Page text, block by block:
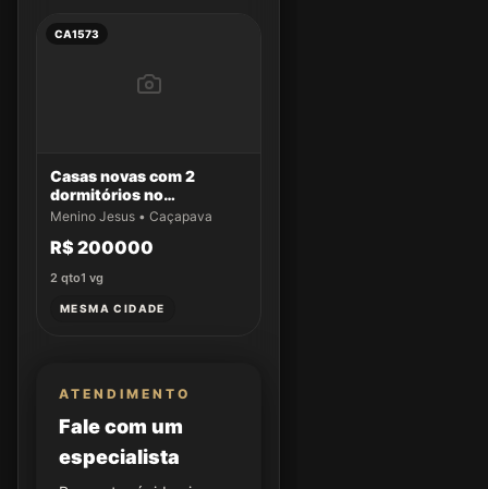
CA1573
Casas novas com 2
dormitórios no
Residencial Aldeias da
Menino Jesus • Caçapava
R$ 200000
2 qto1 vg
MESMA CIDADE
ATENDIMENTO
Fale com um
especialista